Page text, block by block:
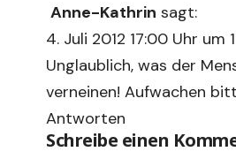
Anne-Kathrin sagt:
4. Juli 2012 17:00 Uhr um
Unglaublich, was der
verneinen! Aufwachen
Antworten
Schreibe einen